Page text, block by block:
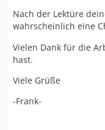
Nach der Lektüre
wahrscheinlich eine
Vielen Dank für die
hast.
Viele Grüße
-Frank-